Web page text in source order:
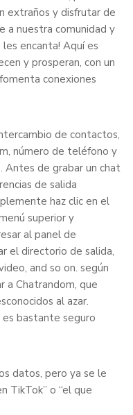
extraños y disfrutar de
a nuestra comunidad y
encanta! Aquí es
y prosperan, con un
conexiones
de contactos,
número de teléfono y
Antes de grabar un chat
de salida
haz clic en el
superior y
al panel de
el directorio de salida,
and so on. según
a Chatrandom, que
al azar.
es bastante seguro
datos, pero ya se le
TikTok” o “el que